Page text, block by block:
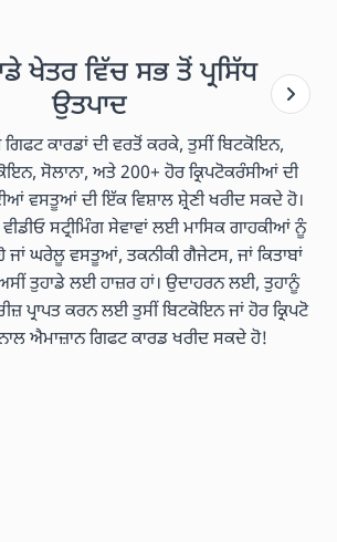
ਖੇਤਰ ਵਿੱਚ ਸਭ ਤੋਂ ਪ੍ਰਸਿੱਧ
ਉਤਪਾਦ
ਗਿਫਟ ਕਾਰਡਾਂ ਦੀ ਵਰਤੋਂ ਕਰਕੇ, ਤੁਸੀਂ ਬਿਟਕੋਇਨ,
ਸੋਲਾਨਾ, ਅਤੇ 200+ ਹੋਰ ਕ੍ਰਿਪਟੋਕਰੰਸੀਆਂ ਦੀ
ਵਸਤੂਆਂ ਦੀ ਇੱਕ ਵਿਸ਼ਾਲ ਸ਼੍ਰੇਣੀ ਖਰੀਦ ਸਕਦੇ ਹੋ।
ਸਟ੍ਰੀਮਿੰਗ ਸੇਵਾਵਾਂ ਲਈ ਮਾਸਿਕ ਗਾਹਕੀਆਂ ਨੂੰ
ਜਾਂ ਘਰੇਲੂ ਵਸਤੂਆਂ, ਤਕਨੀਕੀ ਗੈਜੇਟਸ, ਜਾਂ ਕਿਤਾਬਾਂ
ਤੁਹਾਡੇ ਲਈ ਹਾਜ਼ਰ ਹਾਂ। ਉਦਾਹਰਨ ਲਈ, ਤੁਹਾਨੂੰ
ਪ੍ਰਾਪਤ ਕਰਨ ਲਈ ਤੁਸੀਂ ਬਿਟਕੋਇਨ ਜਾਂ ਹੋਰ ਕ੍ਰਿਪਟੋ
ਐਮਾਜ਼ਾਨ ਗਿਫਟ ਕਾਰਡ ਖਰੀਦ ਸਕਦੇ ਹੋ!